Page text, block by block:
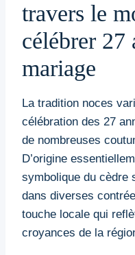
travers le
célébrer 27
mariage
La tradition noces
célébration des 27
de nombreuses
D’origine
symbolique du cèdre
dans diverses
touche locale qui
croyances de la